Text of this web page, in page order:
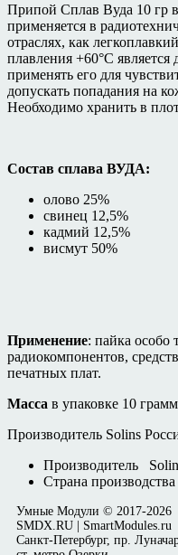
Припой Сплав Вуда 10 гр в
применяется в
отраслях, как
плавления +60°C является
применять его для
допускать попадания на
Необходимо хранить в
Состав сплава ВУДА:
олово 25%
свинец 12,5%
кадмий 12,5%
висмут 50%
Применение: пайка особо
радиокомпонентов,
печатных плат.
Масса в упаковке 10
Производитель Solins
Производитель
Страна производства
Умные Модули © 2017-2026
SMDX.RU | SmartModules.ru
Санкт-Петербург, пр.